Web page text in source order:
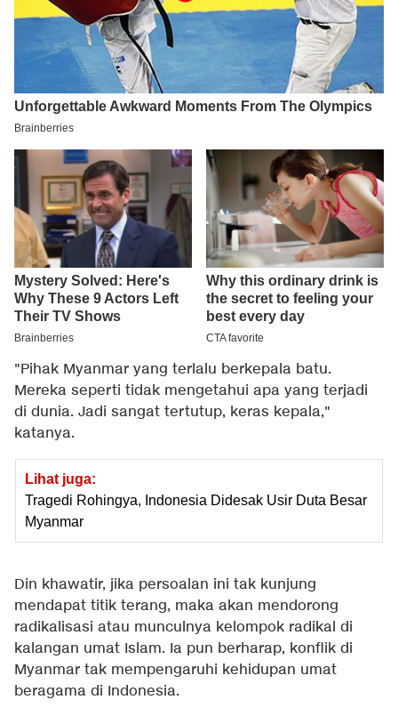
"Pihak Myanmar yang terlalu berkepala batu.
Mereka seperti tidak mengetahui apa yang terjadi
di dunia. Jadi sangat tertutup, keras kepala,"
katanya.
Lihat juga:
Tragedi Rohingya, Indonesia Didesak Usir Duta Besar
Myanmar
Din khawatir, jika persoalan ini tak kunjung
mendapat titik terang, maka akan mendorong
radikalisasi atau munculnya kelompok radikal di
kalangan umat Islam. Ia pun berharap, konflik di
Myanmar tak mempengaruhi kehidupan umat
beragama di Indonesia.